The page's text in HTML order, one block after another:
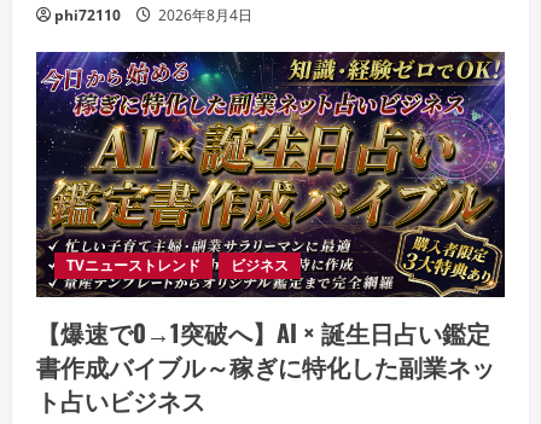
phi72110 2026年8月4日
TVニューストレンド ビジネス
【爆速で0→1突破へ】AI × 誕生日占い鑑定
書作成バイブル～稼ぎに特化した副業ネッ
ト占いビジネス